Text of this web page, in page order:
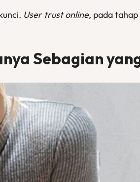
User trust online, pada
Sebagian